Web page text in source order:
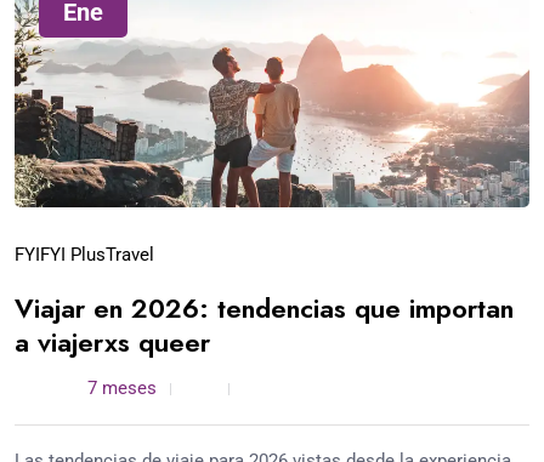
Ene
FYIFYI PlusTravel
Viajar en 2026: tendencias que importan
a viajerxs queer
7 meses